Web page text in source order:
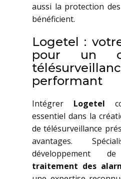
aussi la protection
bénéficient.
Logetel :
pour un
performant
Intégrer Logetel
essentiel dans la
de télésurveillance
avantages.
développement
traitement des